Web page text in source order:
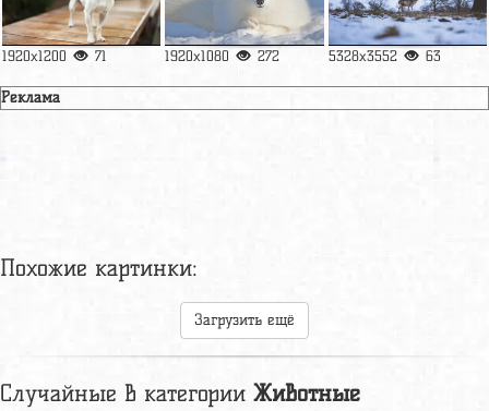
1920x1200 71 1920x1080 272 5328x3552 63
Реклама
Похожие картинки:
Загрузить ещё
Случайные в категории Животные